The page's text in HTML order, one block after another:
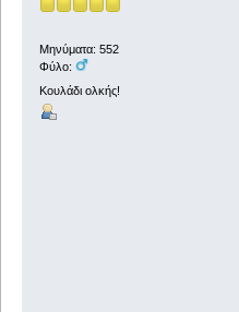
Μηνύματα: 552
Φύλο:
Κουλάδι ολκής!